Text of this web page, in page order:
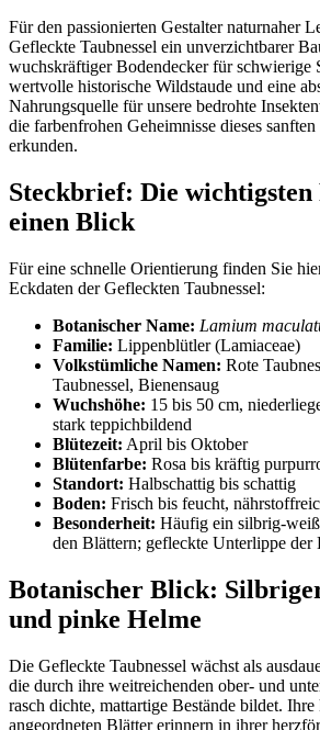
Für den passionierten Gestalter naturnaher
Gefleckte Taubnessel ein unverzichtbarer
wuchskräftiger Bodendecker für schwierige
wertvolle historische Wildstaude und eine
Nahrungsquelle für unsere bedrohte
die farbenfrohen Geheimnisse dieses
erkunden.
Steckbrief: Die wichtigsten
einen Blick
Für eine schnelle Orientierung finden Sie
Eckdaten der Gefleckten Taubnessel:
Botanischer Name: Lamium
Familie: Lippenblütler (Lamiaceae)
Volkstümliche Namen: Rote
Taubnessel, Bienensaug
Wuchshöhe: 15 bis 50 cm,
stark teppichbildend
Blütezeit: April bis Oktober
Blütenfarbe: Rosa bis kräftig
Standort: Halbschattig bis schattig
Boden: Frisch bis feucht,
Besonderheit: Häufig ein silbrig-
den Blättern; gefleckte Unterlippe der
Botanischer Blick:
und pinke Helme
Die Gefleckte Taubnessel wächst als
die durch ihre weitreichenden ober- und
rasch dichte, mattartige Bestände bildet. Ihre
angeordneten Blätter erinnern in ihrer